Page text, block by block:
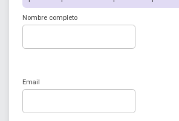
Nombre completo
Email